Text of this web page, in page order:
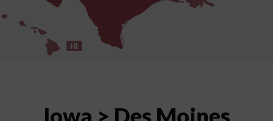
HI
Iowa > Des Moines